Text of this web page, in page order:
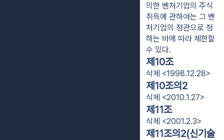
의한 벤처기업의 주식
취득에 관하여는 그 벤
처기업의 정관으로 정
하는 바에 따라 제한할
수 있다.
제10조
삭제 <1998.12.28>
제10조의2
삭제 <2010.1.27>
제11조
삭제 <2001.2.3>
제11조의2(신기술